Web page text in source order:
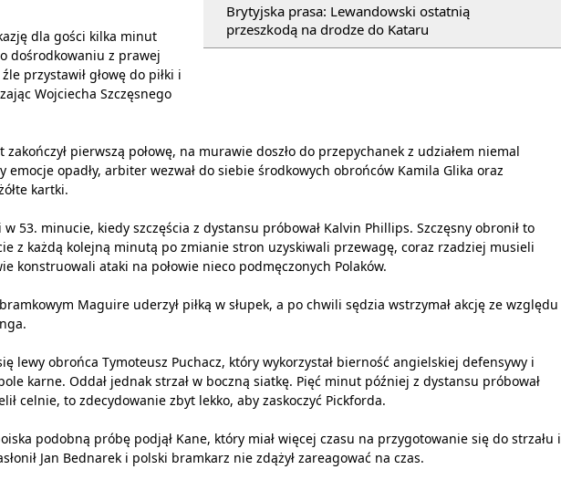
Brytyjska prasa: Lewandowski ostatnią
przeszkodą na drodze do Kataru
dla gości kilka minut
dośrodkowaniu z prawej
przystawił głowę do piłki i
Wojciecha Szczęsnego
pierwszą połowę, na murawie doszło do przepychanek z udziałem niemal
emocje opadły, arbiter wezwał do siebie środkowych obrońców Kamila Glika oraz
kartki.
53. minucie, kiedy szczęścia z dystansu próbował Kalvin Phillips. Szczęsny obronił to
z każdą kolejną minutą po zmianie stron uzyskiwali przewagę, coraz rzadziej musieli
konstruowali ataki na połowie nieco podmęczonych Polaków.
Maguire uderzył piłką w słupek, a po chwili sędzia wstrzymał akcję ze względu
lewy obrońca Tymoteusz Puchacz, który wykorzystał bierność angielskiej defensywy i
karne. Oddał jednak strzał w boczną siatkę. Pięć minut później z dystansu próbował
celnie, to zdecydowanie zbyt lekko, aby zaskoczyć Pickforda.
podobną próbę podjął Kane, który miał więcej czasu na przygotowanie się do strzału i
Jan Bednarek i polski bramkarz nie zdążył zareagować na czas.